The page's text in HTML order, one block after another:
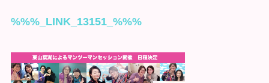
%%%_LINK_13151_%%%